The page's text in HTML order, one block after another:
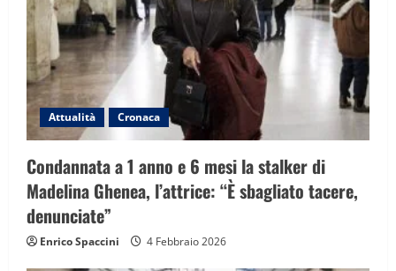
i
o
n
Attualità Cronaca
Condannata a 1 anno e 6 mesi la stalker di
Madelina Ghenea, l’attrice: “È sbagliato tacere,
denunciate”
Enrico Spaccini 4 Febbraio 2026